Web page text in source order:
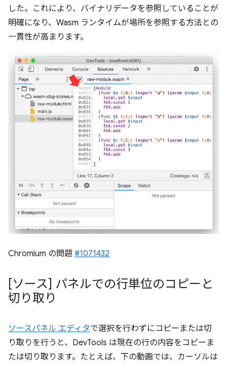
した。これにより、バイナリデータを参照していることが
明確になり、Wasm ランタイムが場所を参照する方法との
一貫性が高まります。
Chromium の問題 #1071432
[ソース] パネルでの行単位のコピーと
切り取り
ソースパネル エディタで選択を行わずにコピーまたは切
り取りを行うと、DevTools は現在の行の内容をコピーま
たは切り取ります。たとえば、下の動画では、カーソルは